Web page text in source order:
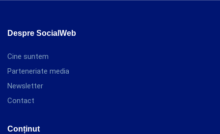
Despre SocialWeb
Cine suntem
Parteneriate media
Newsletter
Contact
Conținut